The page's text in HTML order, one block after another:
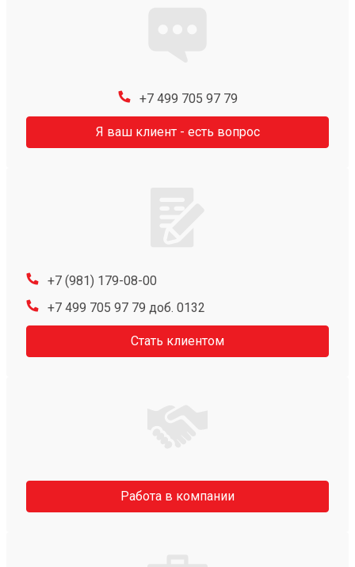
+7 499 705 97 79
Я ваш клиент - есть вопрос
+7 (981) 179-08-00
+7 499 705 97 79 доб. 0132
Стать клиентом
Работа в компании